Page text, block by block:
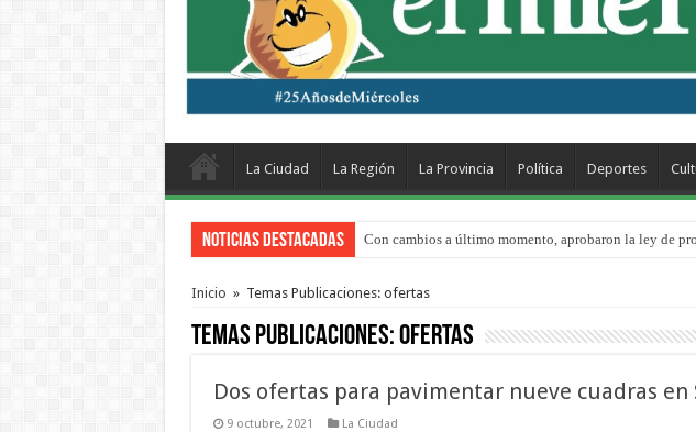
La Ciudad La Región La Provincia Política Deportes
Noticias Destacadas Con cambios a último momento, aprobaron la ley de
Del viernes 7 al domingo 9 de agosto: la agenda ¿A
Inicio » Temas Publicaciones: ofertas
Temas Publicaciones:ofertas
Dos ofertas para pavimentar nueve cuadras en
9 octubre, 2021 La Ciudad